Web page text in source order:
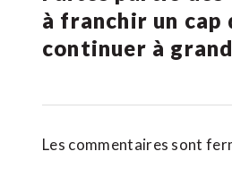
à franchir un
continuer à
Les commentaires sont